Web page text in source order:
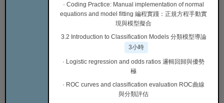
· Coding Practice: Manual implementation of normal
equations and model fitting 編程實踐：正規方程手動實
現與模型擬合
3.2 Introduction to Classification Models 分類模型導論
3小時
· Logistic regression and odds ratios 邏輯回歸與優勢
極
· ROC curves and classification evaluation ROC曲線
與分類評估